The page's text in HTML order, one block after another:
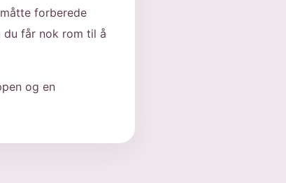
forberede
du får nok rom til å
og en